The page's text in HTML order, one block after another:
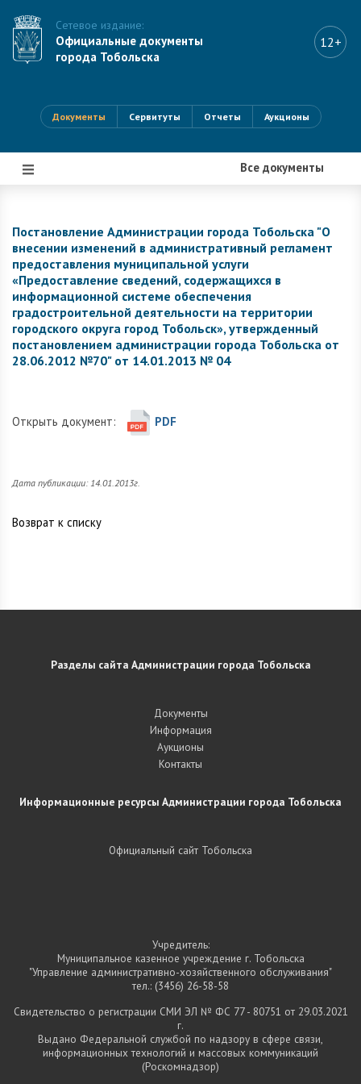
Сетевое издание:
Официальные документы
города Тобольска
12+
Документы Сервитуты Отчеты Аукционы
Все документы
|||
Постановление Администрации города Тобольска "О
внесении изменений в административный регламент
предоставления муниципальной услуги
«Предоставление сведений, содержащихся в
информационной системе обеспечения
градостроительной деятельности на территории
городского округа город Тобольск», утвержденный
постановлением администрации города Тобольска от
28.06.2012 №70" от 14.01.2013 № 04
Открыть документ: PDF
Дата публикации: 14.01.2013г.
Возврат к списку
Разделы сайта Администрации города Тобольска
Документы
Информация
Аукционы
Контакты
Информационные ресурсы Администрации города Тобольска
Официальный сайт Тобольска
Учредитель:
Муниципальное казенное учреждение г. Тобольска
"Управление административно-хозяйственного обслуживания"
тел.: (3456) 26-58-58
Свидетельство о регистрации СМИ ЭЛ № ФС 77 - 80751 от 29.03.2021
г.
Выдано Федеральной службой по надзору в сфере связи,
информационных технологий и массовых коммуникаций
(Роскомнадзор)